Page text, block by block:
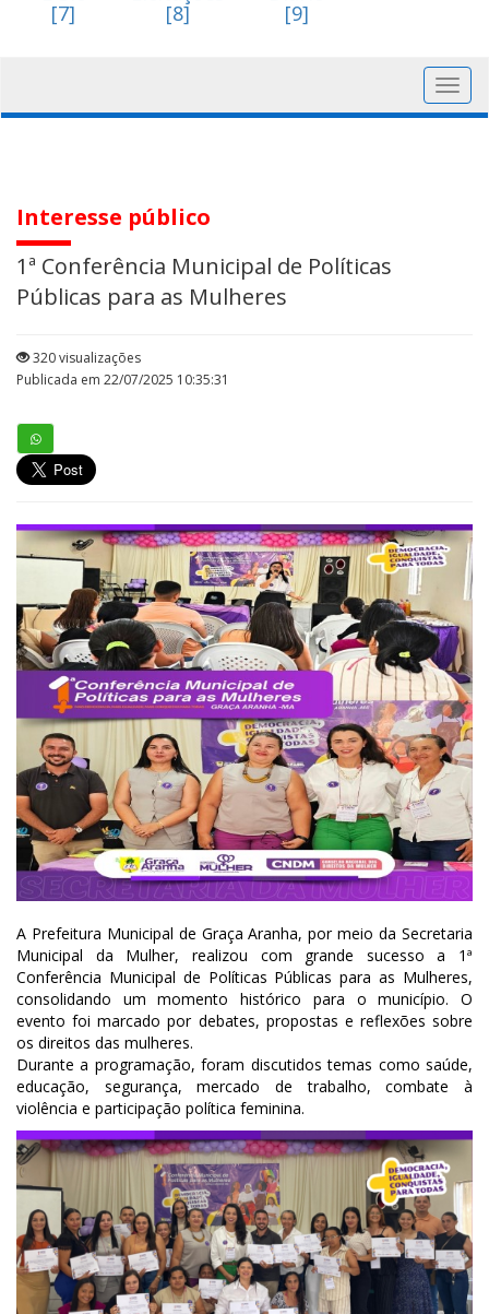
[7] [8] [9]
Interesse público
1ª Conferência Municipal de Políticas
Públicas para as Mulheres
320 visualizações
Publicada em 22/07/2025 10:35:31
A Prefeitura Municipal de Graça Aranha, por meio da Secretaria
Municipal da Mulher, realizou com grande sucesso a 1ª
Conferência Municipal de Políticas Públicas para as Mulheres,
consolidando um momento histórico para o município. O
evento foi marcado por debates, propostas e reflexões sobre
os direitos das mulheres.
Durante a programação, foram discutidos temas como saúde,
educação, segurança, mercado de trabalho, combate à
violência e participação política feminina.